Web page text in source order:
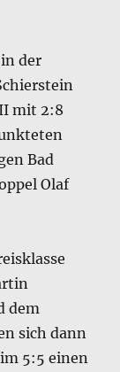
der
mit 2:8
Bad
Olaf
dem
sich dann
5:5 einen